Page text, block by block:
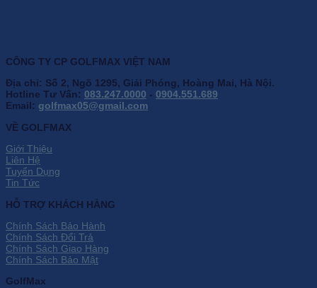
CÔNG TY CP GOLFMAX VIỆT NAM
Địa chỉ: Số 2, Ngõ 1295, Giải Phóng, Hoàng Mai, Hà Nội.
Hotline Tư Vấn: 083.247.0000 - 0904.551.689
Email: golfmax05@gmail.com
VỀ GOLFMAX
Giới Thiệu
Liên Hệ
Tuyển Dụng
Tin Tức
HỖ TRỢ KHÁCH HÀNG
Chính Sách Bảo Hành
Chính Sách Đổi Trả
Chính Sách Giao Hàng
Chính Sách Bảo Mật
GolfMax